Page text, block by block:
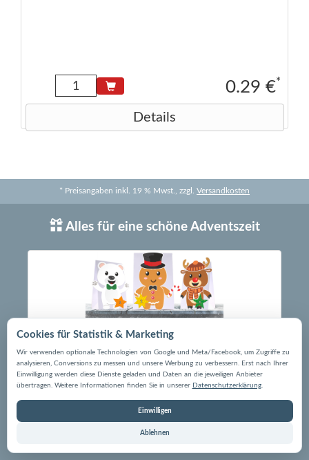
0.29 €*
Details
Cookies für Statistik & Marketing
Wir verwenden optionale Technologien von Google und Meta/Facebook, um Zugriffe zu
analysieren, Conversions zu messen und unsere Werbung zu verbessern. Erst nach Ihrer
Einwilligung werden diese Dienste geladen und Daten an die jeweiligen Anbieter
übertragen. Weitere Informationen finden Sie in unserer Datenschutzerklärung.
Einwilligen
Ablehnen
* Preisangaben inkl. 19 % Mwst., zzgl. Versandkosten
Alles für eine schöne Adventszeit
(Beispiel aus unserem Sortiment)
Alle Adventskalender